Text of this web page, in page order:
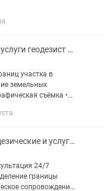
Геодезические услуги геодезист геодезия
участка в
земельных
съёмка •
• подготовка
Геодезист, геодезические и услуги. Разбивка участка.
24/7
границы
сопровождение